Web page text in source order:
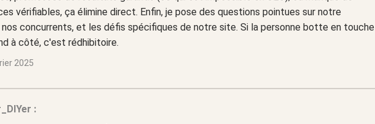
vérifiables, ça élimine direct. Enfin, je pose des questions pointues sur notre
nos concurrents, et les défis spécifiques de notre site. Si la personne botte en touche
à côté, c'est rédhibitoire.
2025
: